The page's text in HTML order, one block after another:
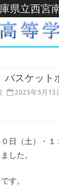
県立西宮
スケット
2025年5月13
日（土）・
した。
す。